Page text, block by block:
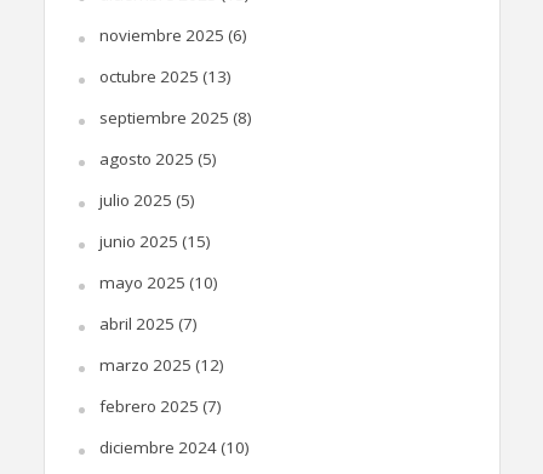
noviembre 2025 (6)
octubre 2025 (13)
septiembre 2025 (8)
agosto 2025 (5)
julio 2025 (5)
junio 2025 (15)
mayo 2025 (10)
abril 2025 (7)
marzo 2025 (12)
febrero 2025 (7)
diciembre 2024(10)